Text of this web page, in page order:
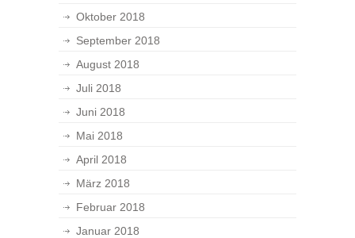
Oktober 2018
September 2018
August 2018
Juli 2018
Juni 2018
Mai 2018
April 2018
März 2018
Februar 2018
Januar 2018